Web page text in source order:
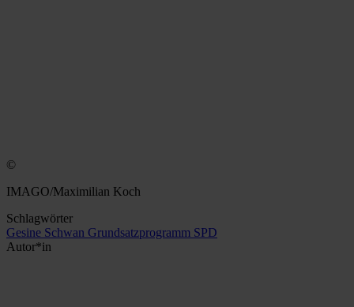
©
IMAGO/Maximilian Koch
Schlagwörter
Gesine Schwan Grundsatzprogramm SPD
Autor*in